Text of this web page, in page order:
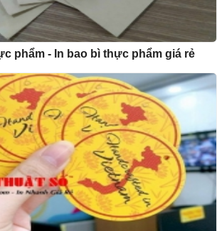
phẩm - In bao bì thực phẩm giá rẻ